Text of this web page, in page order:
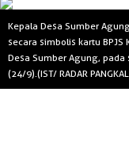
Kepala Desa Sumber
secara simbolis kartu
Desa Sumber Agung, pada
(24/9).(IST/ RADAR